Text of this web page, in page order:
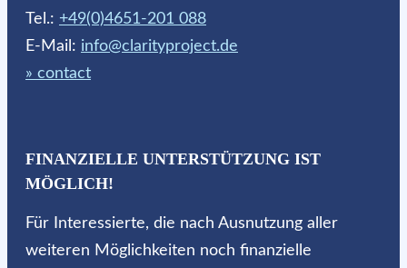
Tel.: +49(0)4651-201 088
E-Mail: info@clarityproject.de
» contact
FINANZIELLE UNTERSTÜTZUNG IST
MÖGLICH!
Für Interessierte, die nach Ausnutzung aller
weiteren Möglichkeiten noch finanzielle